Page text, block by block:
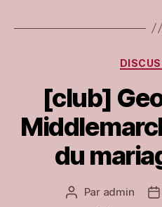
[club]
du
Auteur
Par admin